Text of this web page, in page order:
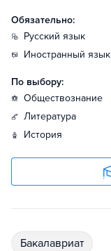
Обязательно:
русский язык
иностранный язык
По выбору:
обществознание
литература
история
бакалавриат